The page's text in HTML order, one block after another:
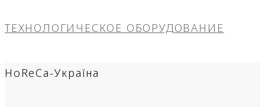
ТЕХНОЛОГИЧЕСКОЕ ОБОРУДОВАНИЕ
HoReCa-Україна